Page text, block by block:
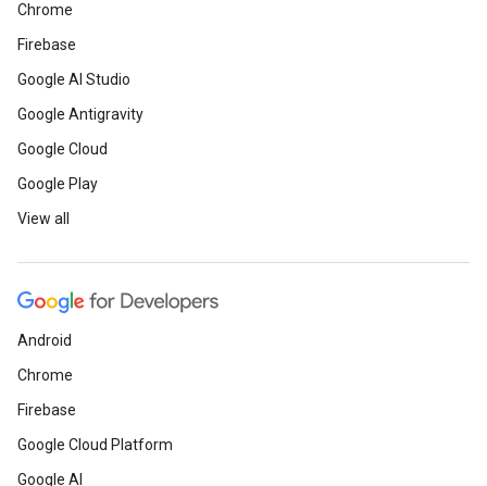
Chrome
Firebase
Google AI Studio
Google Antigravity
Google Cloud
Google Play
View all
Android
Chrome
Firebase
Google Cloud Platform
Google AI